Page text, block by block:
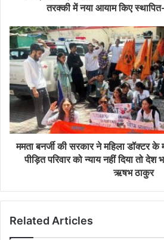
तरक्की में नया आयाम किए
ममता बनर्जी की सरकार ने महिला डॉक्टर के
पीड़ित परिवार को न्याय नहीं दिया तो
ऋषभ ठाकुर
Related Articles